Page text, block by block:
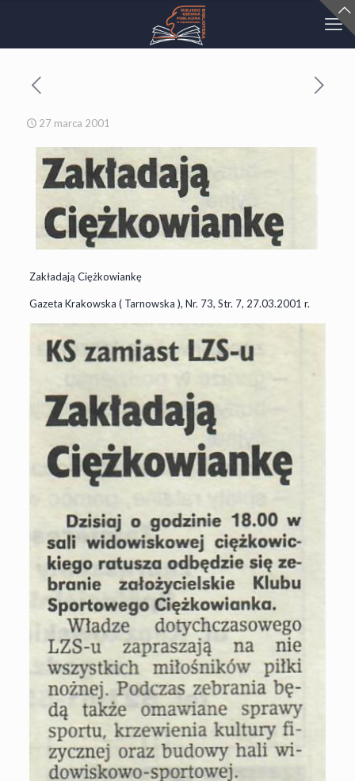
27 marca 2001
Zakładają Ciężkowiankę
Gazeta Krakowska ( Tarnowska ), Nr. 73, Str. 7, 27.03.2001 r.